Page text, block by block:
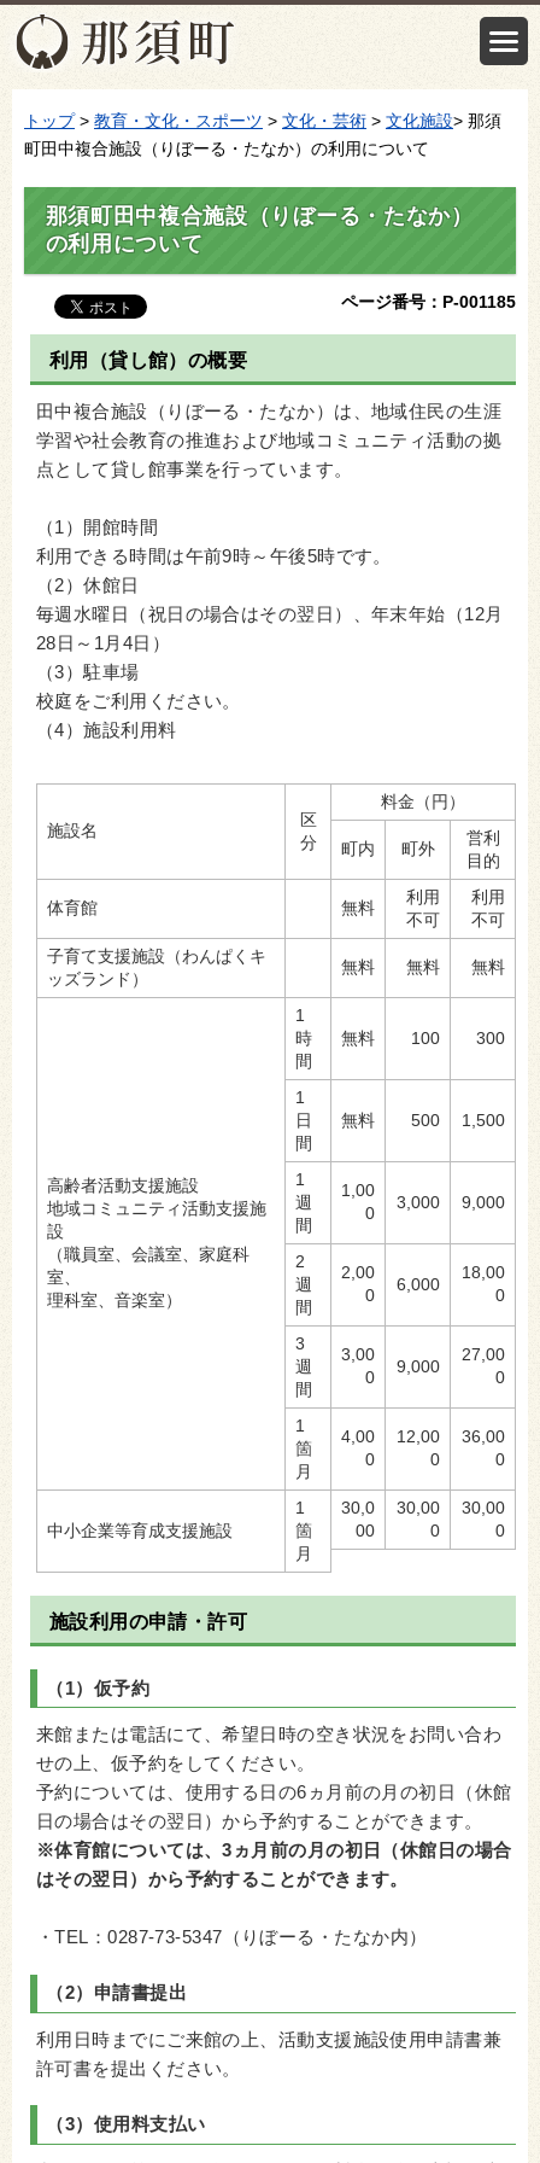
トップ> 教育・文化・スポーツ > 文化・芸術 > 文化施設> 那須
町田中複合施設（りぼーる・たなか）の利用について
那須町田中複合施設（りぼーる・たなか）
の利用について
ページ番号：P-001185
利用（貸し館）の概要
田中複合施設（りぼーる・たなか）は、地域住民の生涯
学習や社会教育の推進および地域コミュニティ活動の拠
点として貸し館事業を行っています。
（1）開館時間
利用できる時間は午前9時～午後5時です。
（2）休館日
毎週水曜日（祝日の場合はその翌日）、年末年始（12月
28日～1月4日）
（3）駐車場
校庭をご利用ください。
（4）施設利用料
施設名
区
分
料金（円）
町内 町外
営利
目的
体育館 無料
利用
不可
利用
不可
子育て支援施設（わんぱくキ
ッズランド）
無料 無料 無料
高齢者活動支援施設
地域コミュニティ活動支援施
設
（職員室、会議室、家庭科
室、
理科室、音楽室）
1
時
間
無料 100 300
1
日
間
無料 500 1,500
1
週
間
1,00
0
3,000 9,000
2
週
間
2,00
0
6,000
18,00
0
3
週
間
3,00
0
9,000
27,00
0
1
箇
月
4,00
0
12,00
0
36,00
0
中小企業等育成支援施設
1
箇
月
30,0
00
30,00
0
30,00
0
施設利用の申請・許可
（1）仮予約
来館または電話にて、希望日時の空き状況をお問い合わ
せの上、仮予約をしてください。
予約については、使用する日の6ヵ月前の月の初日（休館
日の場合はその翌日）から予約することができます。
※体育館については、3ヵ月前の月の初日（休館日の場合
はその翌日）から予約することができます。
・TEL：0287-73-5347（りぼーる・たなか内）
（2）申請書提出
利用日時までにご来館の上、活動支援施設使用申請書兼
許可書を提出ください。
（3）使用料支払い